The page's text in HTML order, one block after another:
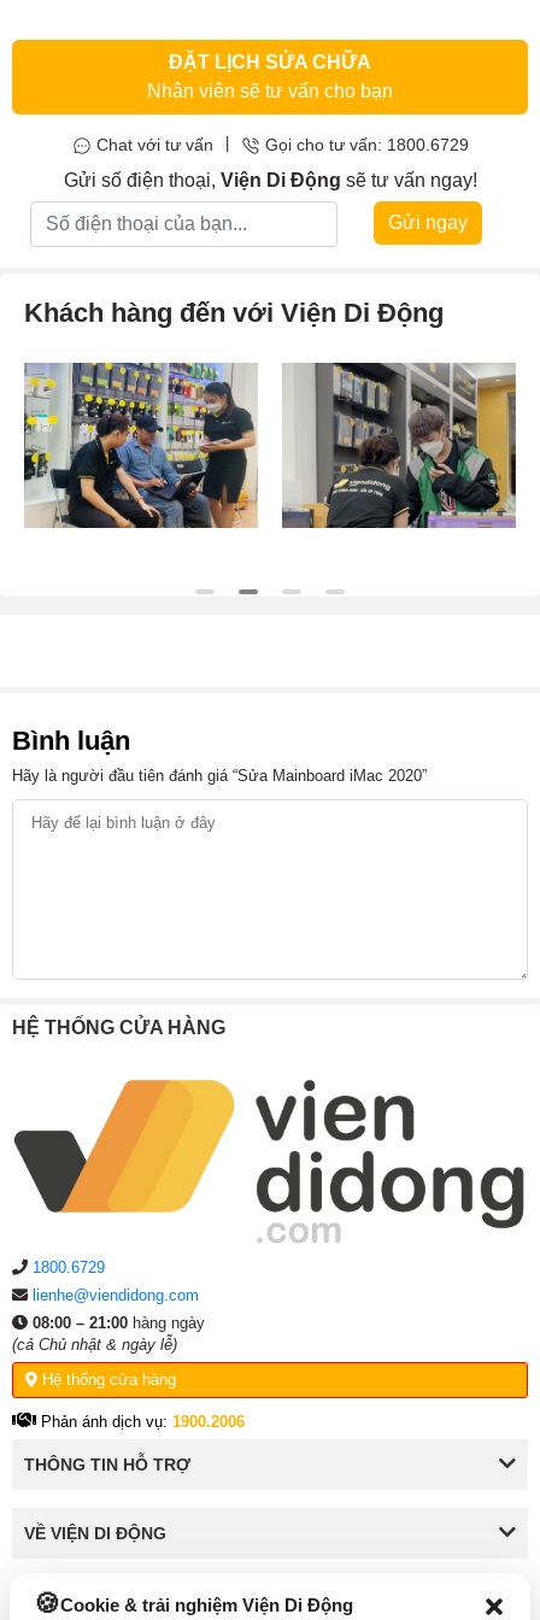
Cookie & trải nghiệm Viện Di Động
ĐẶT LỊCH SỬA CHỮA
Nhân viên sẽ tư vấn cho bạn
Chat với tư vấn Gọi cho tư vấn: 1800.6729
Gửi số điện thoại, Viện Di Động sẽ tư vấn ngay!
Gửi ngay
Khách hàng đến với Viện Di Động
Bình luận
Hãy là người đầu tiên đánh giá “Sửa Mainboard iMac 2020”
HỆ THỐNG CỬA HÀNG
1800.6729
lienhe@viendidong.com
08:00 – 21:00 hàng ngày
(cả Chủ nhật & ngày lễ)
Hệ thống cửa hàng
Phản ánh dịch vụ: 1900.2006
THÔNG TIN HỖ TRỢ
VỀ VIỆN DI ĐỘNG
KẾT NỐI VỚI VIỆN DI ĐỘNG